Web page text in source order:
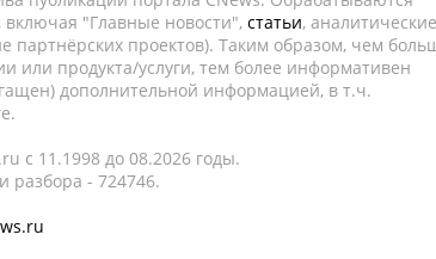
, включая "Главные новости", статьи, аналитические
проектов). Таким образом, чем
или продукта/услуги, тем более информативен
дополнительной информацией, в т.ч.
c 11.1998 до 08.2026 годы.
разбора - 724746.